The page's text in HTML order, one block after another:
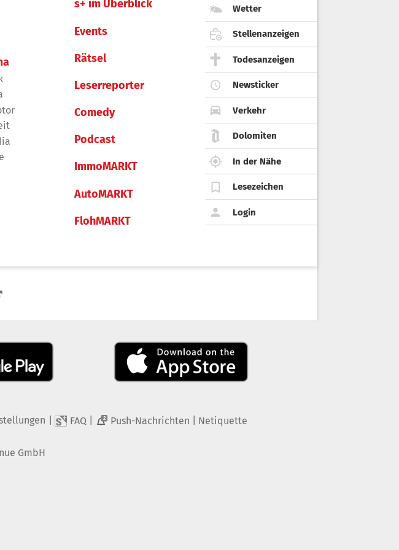
s+ im Überblick
Events
Rätsel
Leserreporter
Comedy
Podcast
ImmoMARKT
AutoMARKT
FlohMARKT
Wetter
Stellenanzeigen
Todesanzeigen
Newsticker
Verkehr
Dolomiten
In der Nähe
Lesezeichen
Login
FAQ 2 Push-Nachrichten Netiquette
GmbH